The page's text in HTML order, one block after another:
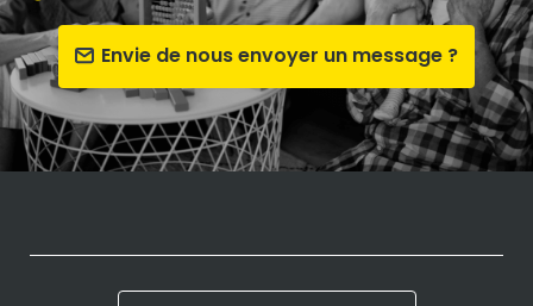
Envie de nous envoyer un message ?